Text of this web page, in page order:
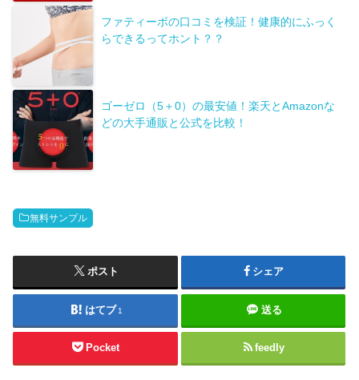
ファティーボの口コミを検証！健康的にふっく
らできるってホント？？
ゴーゼロ（5＋0）の最安値！楽天とAmazonな
どの大手通販と公式を比較！
無料サンプル
ポスト シェア
はてブ 1 送る
Pocket feedly